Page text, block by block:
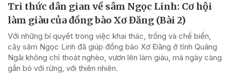
Tri thức dân gian về sâm Ngọc Linh: Cơ hội
làm giàu của đồng bào Xơ Đăng (Bài 2)
Với những bí quyết trong việc khai thác, trồng và chế biến,
cây sâm Ngọc Linh đã giúp đồng bào Xơ Đăng ở tỉnh Quảng
Ngãi không chỉ thoát nghèo, vươn lên làm giàu, mà ngày càng
gắn bó với rừng, với thiên nhiên.